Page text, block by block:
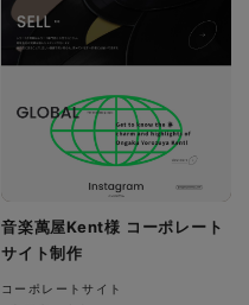
音楽萬屋Kent様 コーポレート
サイト制作
コーポレートサイト